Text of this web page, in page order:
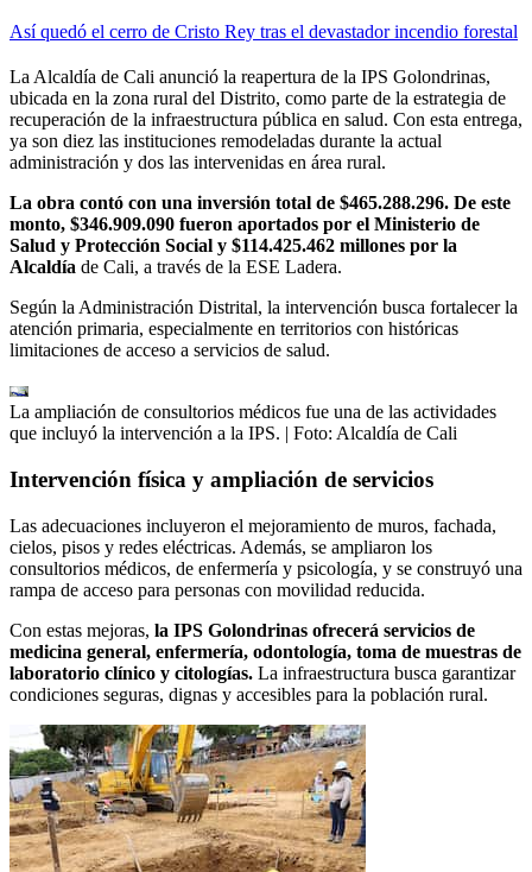
Así quedó el cerro de Cristo Rey tras el devastador incendio forestal
La Alcaldía de Cali anunció la reapertura de la IPS Golondrinas,
ubicada en la zona rural del Distrito, como parte de la estrategia de
recuperación de la infraestructura pública en salud. Con esta entrega,
ya son diez las instituciones remodeladas durante la actual
administración y dos las intervenidas en área rural.
La obra contó con una inversión total de $465.288.296. De este
monto, $346.909.090 fueron aportados por el Ministerio de
Salud y Protección Social y $114.425.462 millones por la
Alcaldía de Cali, a través de la ESE Ladera.
Según la Administración Distrital, la intervención busca fortalecer la
atención primaria, especialmente en territorios con históricas
limitaciones de acceso a servicios de salud.
La ampliación de consultorios médicos fue una de las actividades
que incluyó la intervención a la IPS. | Foto: Alcaldía de Cali
Intervención física y ampliación de servicios
Las adecuaciones incluyeron el mejoramiento de muros, fachada,
cielos, pisos y redes eléctricas. Además, se ampliaron los
consultorios médicos, de enfermería y psicología, y se construyó una
rampa de acceso para personas con movilidad reducida.
Con estas mejoras, la IPS Golondrinas ofrecerá servicios de
medicina general, enfermería, odontología, toma de muestras de
laboratorio clínico y citologías. La infraestructura busca garantizar
condiciones seguras, dignas y accesibles para la población rural.